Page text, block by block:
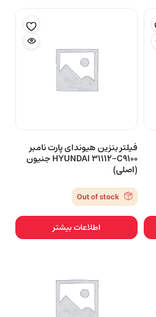
فیلتر بنزین هیوندای پارت نامبر
HYUNDAI 31112-C9100 جنیون
(اصلی)
Out of stock
اطلاعات بیشتر